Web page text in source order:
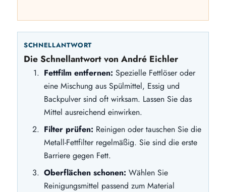
SCHNELLANTWORT
Die Schnellantwort von André Eichler
Fettfilm entfernen: Spezielle Fettlöser oder
eine Mischung aus Spülmittel, Essig und
Backpulver sind oft wirksam. Lassen Sie das
Mittel ausreichend einwirken.
Filter prüfen: Reinigen oder tauschen Sie die
Metall-Fettfilter regelmäßig. Sie sind die erste
Barriere gegen Fett.
Oberflächen schonen: Wählen Sie
Reinigungsmittel passend zum Material